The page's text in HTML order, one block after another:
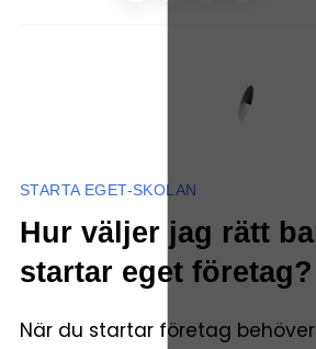
STARTA EGET-SKOLAN
Hur väljer jag rätt
startar eget företag?
När du startar företag